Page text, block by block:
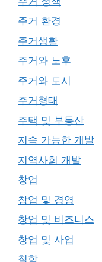
주거 환경
주거생활
주거와 노후
주거와 도시
주거형태
주택 및 부동산
지속 가능한 개발
지역사회 개발
창업
창업 및 경영
창업 및 비즈니스
창업 및 사업
철학